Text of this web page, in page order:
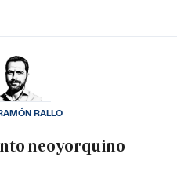
neoyorquino
RALLO